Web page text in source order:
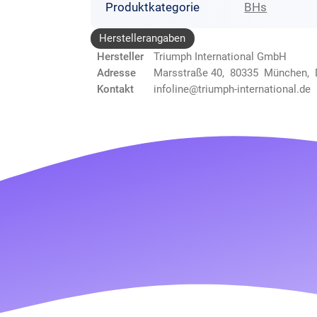
Produktkategorie BHs
Herstellerangaben
Hersteller
Triumph International GmbH
Adresse
Marsstraße 40, 80335 München,
Kontakt
infoline@triumph-international.de